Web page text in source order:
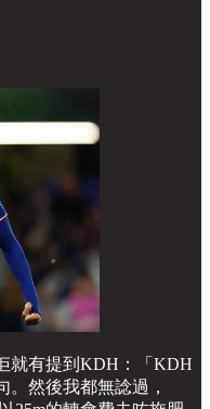
就有提到KDH：「KDH
。然後我都無諗過，